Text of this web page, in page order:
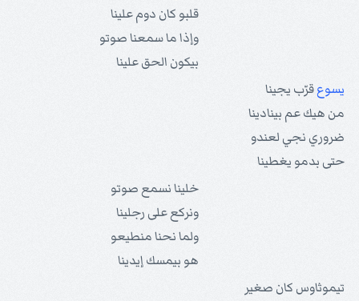
قلبو كان دوم علينا
وإذا ما سمعنا صوتو
بيكون الحق علينا
يسوعقرّب يجينا
من هيك عم بينادينا
ضروري نجي لعندو
حتى بدمو يغطينا
خلينا نسمع صوتو
ونركع على رجلينا
ولما نحنا منطيعو
هو بيمسك إيدينا
تيموثاوس كان صغير